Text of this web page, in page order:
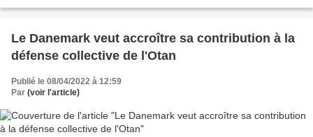
Le Danemark veut accroître sa contribution à la
défense collective de l'Otan
Publié le 08/04/2022 à 12:59
Par (voir l'article)